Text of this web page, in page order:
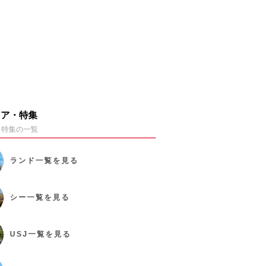
・特集
集の一覧
ランド 一覧を見る
シー一覧を見る
USJ 一覧を見る